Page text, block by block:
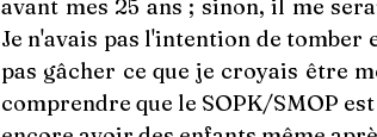
avant mes 25 ans ; sinon, il me
Je n'avais pas l'intention de tomber
pas gâcher ce que je croyais être
comprendre que le SOPK/SMOP